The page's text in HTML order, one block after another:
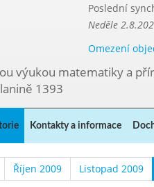
Poslední
Neděle
Omezení
výukou matematiky a
1393
Kontakty a informace
Říjen 2009 Listopad 2009